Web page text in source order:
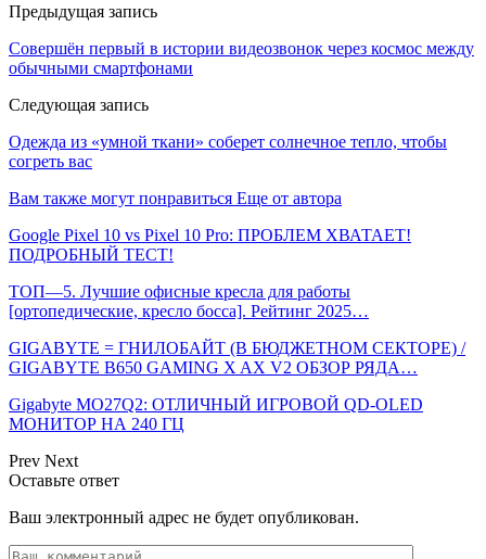
Предыдущая запись
Совершён первый в истории видеозвонок через космос между
обычными смартфонами
Следующая запись
Одежда из «умной ткани» соберет солнечное тепло, чтобы
согреть вас
Вам также могут понравиться Еще от автора
Google Pixel 10 vs Pixel 10 Pro: ПРОБЛЕМ ХВАТАЕТ!
ПОДРОБНЫЙ ТЕСТ!
ТОП—5. Лучшие офисные кресла для работы
[ортопедические, кресло босса]. Рейтинг 2025…
GIGABYTE = ГНИЛОБАЙТ (В БЮДЖЕТНОМ СЕКТОРЕ) /
GIGABYTE B650 GAMING X AX V2 ОБЗОР РЯДА…
Gigabyte MO27Q2: ОТЛИЧНЫЙ ИГРОВОЙ QD-OLED
МОНИТОР НА 240 ГЦ
Prev Next
Оставьте ответ
Ваш электронный адрес не будет опубликован.